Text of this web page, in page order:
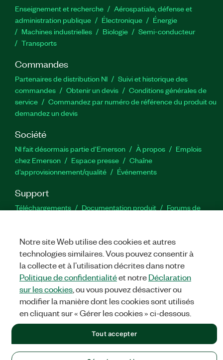
Enseignement et recherche
Aérospatiale, défense et
administration publique
Électronique
Énergie​
Machines industrielles
Biologie
Semi-conducteur
Transports
Commandes
Partenaires de distribution NI
Suivi et historique des
commandes
Obtenir un devis
Conditions générales de
service
Commandez par numéro de référence du produit ou
demandez un devis
Société
NI fait désormais partie d'Emerson À propos
Emplois
chez Emerson
Espace presse
Chaîne
d’approvisionnement/qualité
Événements
Support
Téléchargements Documentation produit
Forums de
TwitterYouTube
MENTIONS LÉGALES
les cookies
©NATIONAL INSTRUMENTS CORP. TOUS DROITS RÉSERVÉS.
Notre site Web utilise des cookies et autres
technologies similaires. Vous pouvez consentir à
la collecte et à l’utilisation décrites dans notre
Politique de confidentialitéet notreDéclaration
sur les cookies, ou vous pouvez désactiver ou
modifier la manière dont les cookies sont utilisés
en cliquant sur « Gérer les cookies » ci-dessous.
Tout accepter